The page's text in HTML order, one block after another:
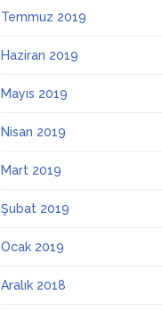
Temmuz 2019
Haziran 2019
Mayıs 2019
Nisan 2019
Mart 2019
Şubat 2019
Ocak 2019
Aralık 2018